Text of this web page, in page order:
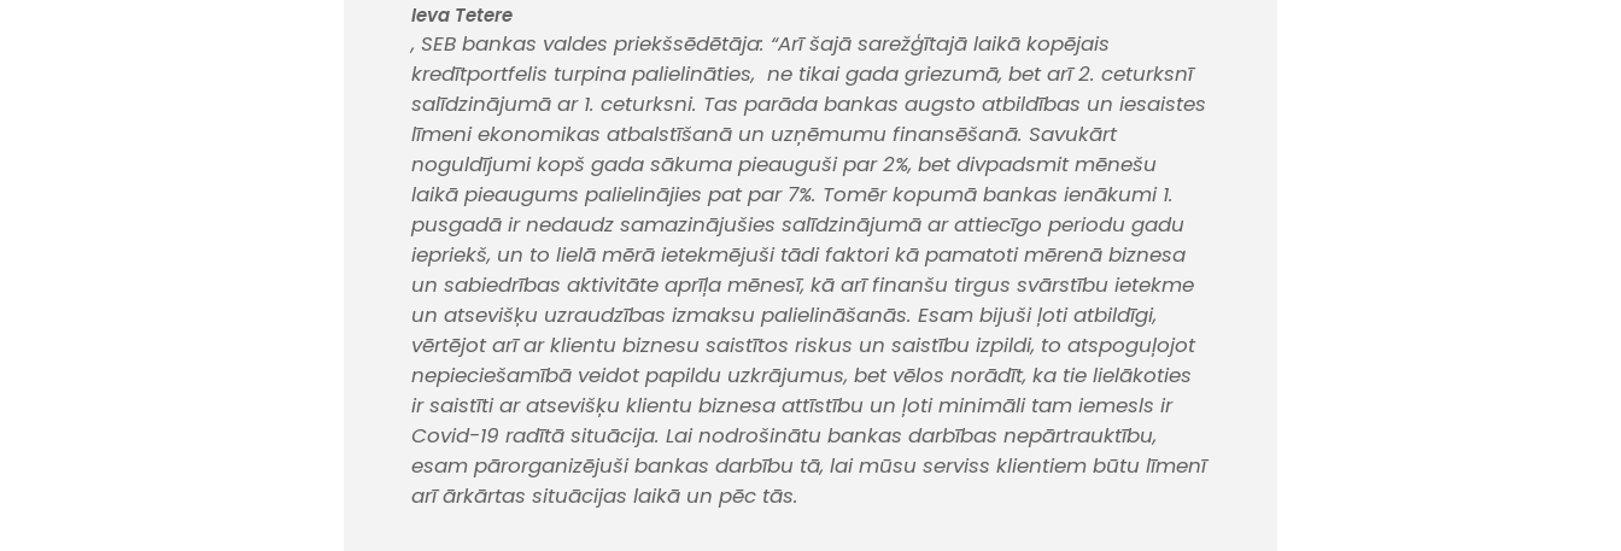
Ieva Tetere
, SEB bankas valdes priekšsēdētāja: “Arī šajā sarežģītajā laikā kopējais
kredītportfelis turpina palielināties, ne tikai gada griezumā, bet arī 2. ceturksnī
salīdzinājumā ar 1. ceturksni. Tas parāda bankas augsto atbildības un iesaistes
līmeni ekonomikas atbalstīšanā un uzņēmumu finansēšanā. Savukārt
noguldījumi kopš gada sākuma pieauguši par 2%, bet divpadsmit mēnešu
laikā pieaugums palielinājies pat par 7%. Tomēr kopumā bankas ienākumi 1.
pusgadā ir nedaudz samazinājušies salīdzinājumā ar attiecīgo periodu gadu
iepriekš, un to lielā mērā ietekmējuši tādi faktori kā pamatoti mērenā biznesa
un sabiedrības aktivitāte aprīļa mēnesī, kā arī finanšu tirgus svārstību ietekme
un atsevišķu uzraudzības izmaksu palielināšanās. Esam bijuši ļoti atbildīgi,
vērtējot arī ar klientu biznesu saistītos riskus un saistību izpildi, to atspoguļojot
nepieciešamībā veidot papildu uzkrājumus, bet vēlos norādīt, ka tie lielākoties
ir saistīti ar atsevišķu klientu biznesa attīstību un ļoti minimāli tam iemesls ir
Covid-19 radītā situācija. Lai nodrošinātu bankas darbības nepārtrauktību,
esam pārorganizējuši bankas darbību tā, lai mūsu serviss klientiem būtu līmenī
arī ārkārtas situācijas laikā un pēc tās.